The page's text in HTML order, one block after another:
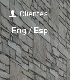
Eng/Esp
Clientes